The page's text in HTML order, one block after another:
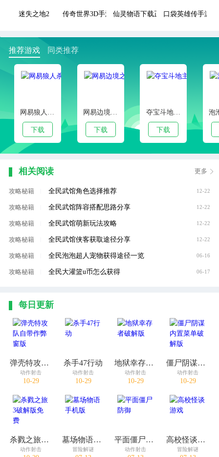
迷失之地2 传奇世界3D手游 仙灵物语下载正版口袋英雄传手游
推荐游戏 同类推荐
网易狼人杀官方正版
下载
网易边境之旅手游
下载
夺宝斗地主腾讯版
下载
相关阅读 更多
攻略秘籍 全民武馆角色选择推荐 12-22
攻略秘籍 全民武馆阵容搭配思路分享 12-22
攻略秘籍 全民武馆萌新玩法攻略 12-22
攻略秘籍 全民武馆侠客获取途径分享 12-22
攻略秘籍 全民泡泡超人宠物获得途径一览 06-16
攻略秘籍 全民大灌篮u币怎么获得 06-17
每日更新
弹壳特攻队自带作弊窗版
动作射击
10-29
杀手47行动
动作射击
10-29
地狱幸存者破解版
动作射击
10-29
僵尸阴谋内置菜单破解版
动作射击
10-29
杀戮之旅3破解版免费
动作射击
墓场物语手机版
冒险解谜
平面僵尸防御
动作射击
高校怪谈游戏
冒险解谜